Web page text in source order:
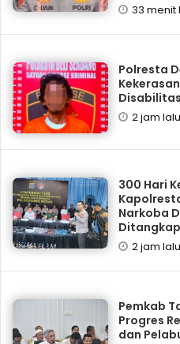
33 menit
Polresta
2 jam lalu
300 Hari
Narkoba
Ditangkap
2 jam lalu
Pemkab
Progres
dan